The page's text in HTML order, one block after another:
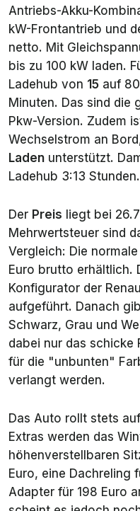
Antriebs-Akku-
kW-Frontantrieb und
netto. Mit
bis zu 100 kW laden.
Ladehub von 15 auf
Minuten. Das sind die
Pkw-Version. Zudem
Wechselstrom an
Laden unterstützt.
Ladehub 3:13 Stunden.
Der Preis liegt bei
Mehrwertsteuer sind
Vergleich: Die
Euro brutto erhältlich.
Konfigurator der
aufgeführt. Danach
Schwarz, Grau und
dabei nur das schicke
für die "unbunten"
verlangt werden.
Das Auto rollt stets
Extras werden das
höhenverstellbaren
Euro, eine Dachreling
Adapter für 198 Euro